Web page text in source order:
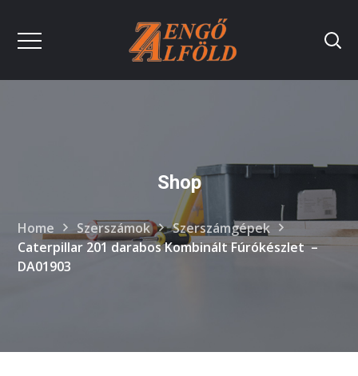
Shop
Home Szerszámok
Szerszámgépek
Caterpillar 201 darabos Kombinált Fúrókészlet –
DA01903